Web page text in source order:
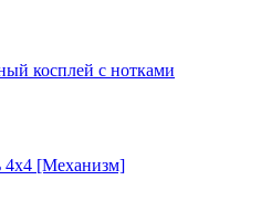
косплей с нотками
4х4 [Механизм]